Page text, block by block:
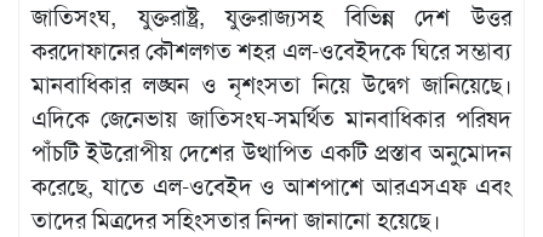
জাতিসংঘ, যুক্তরাষ্ট্র, যুক্তরাজ্যসহ বিভিন্ন দেশ উত্তর
করদোফানের কৌশলগত শহর এল-ওবেইদকে ঘিরে সম্ভাব্য
মানবাধিকার লঙ্ঘন ও নৃশংসতা নিয়ে উদ্বেগ জানিয়েছে।
এদিকে জেনেভায় জাতিসংঘ-সমর্থিত মানবাধিকার পরিষদ
পাঁচটি ইউরোপীয় দেশের উত্থাপিত একটি প্রস্তাব অনুমোদন
করেছে, যাতে এল-ওবেইদ ও আশপাশে আরএসএফ এবং
তাদের মিত্রদের সহিংসতার নিন্দা জানানো হয়েছে।